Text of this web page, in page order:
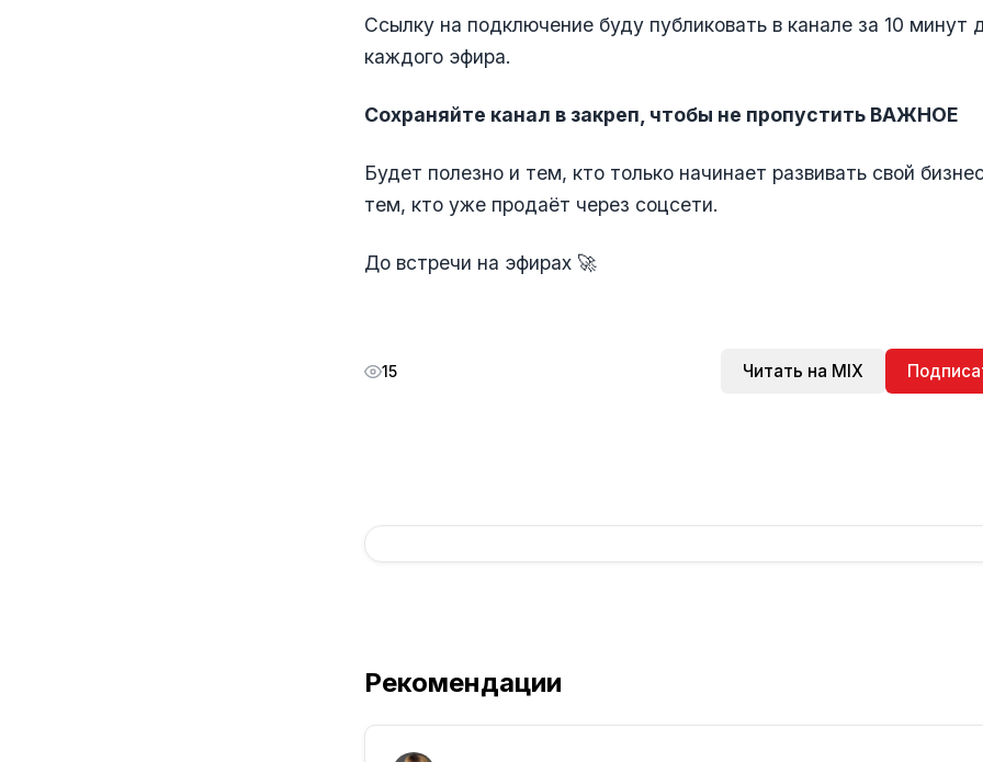
Ссылку на подключение буду публиковать в канале за 10 минут
каждого эфира.
Сохраняйте канал в закреп, чтобы не пропустить ВАЖНОЕ
Будет полезно и тем, кто только начинает развивать свой
тем, кто уже продаёт через соцсети.
До встречи на эфирах 🚀
15 Читать на MIX
Рекомендации